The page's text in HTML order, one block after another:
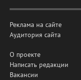
Реклама на сайте
Аудитория сайта
О проекте
Написать редакции
Вакансии